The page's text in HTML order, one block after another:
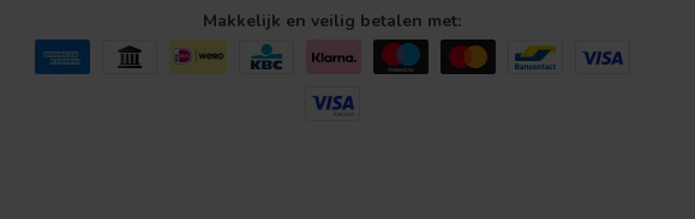
Makkelijk en veilig betalen met: